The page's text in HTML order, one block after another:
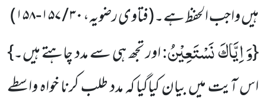
ہیں واجب الحفظ ہے۔(فتاوی رضویہ،۳۰ / ۱۵۷-۱۵۸)
{وَ اِیَّاكَ نَسْتَعِیْنُ:اور تجھ ہی سے مدد چاہتے ہیں۔}
اس آیت میں بیان کیاگیا کہ مدد طلب کرنا خواہ واسطے